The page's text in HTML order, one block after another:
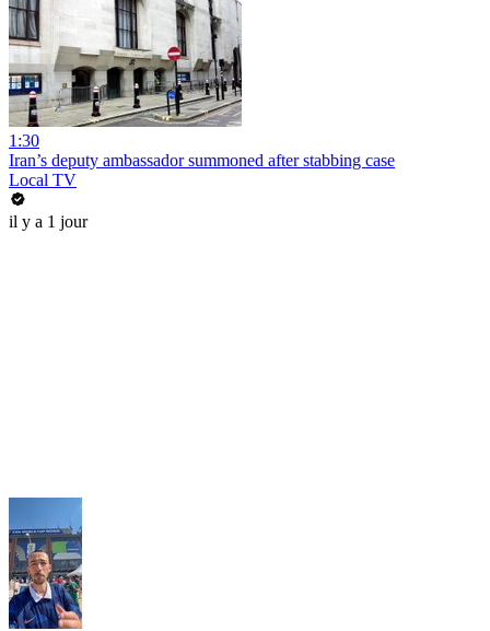
1:30
Iran’s deputy ambassador summoned after stabbing case
Local TV
il y a 1 jour